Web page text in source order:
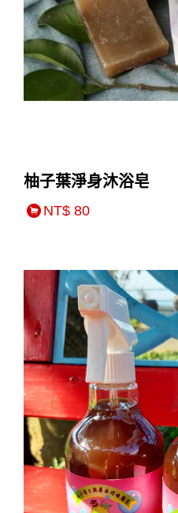
柚子葉淨身沐浴皂
NT$ 80